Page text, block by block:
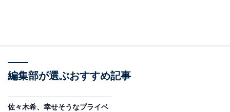
編集部が選ぶおすすめ記事
佐々木希、幸せそうなプライベ